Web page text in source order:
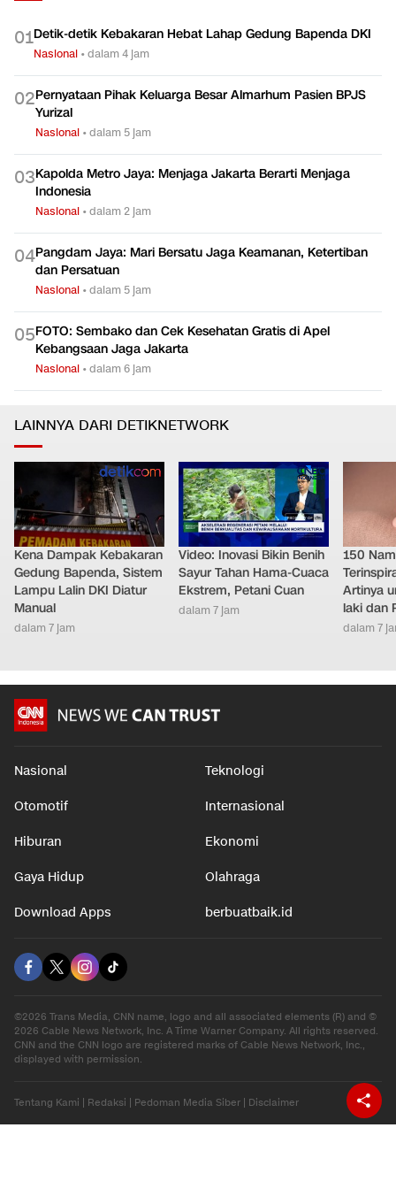
01Detik-detik Kebakaran Hebat Lahap Gedung Bapenda DKI
Nasional •dalam 4 jam
02Pernyataan Pihak Keluarga Besar Almarhum Pasien BPJS
Yurizal
Nasional •dalam 5 jam
03Kapolda Metro Jaya: Menjaga Jakarta Berarti Menjaga
Indonesia
Nasional •dalam 2 jam
04Pangdam Jaya: Mari Bersatu Jaga Keamanan, Ketertiban
dan Persatuan
Nasional •dalam 5 jam
05FOTO: Sembako dan Cek Kesehatan Gratis di Apel
Kebangsaan Jaga Jakarta
Nasional •dalam 6 jam
LAINNYA DARI DETIKNETWORK
Kena Dampak Kebakaran
Gedung Bapenda, Sistem
Lampu Lalin DKI Diatur
Manual
dalam 7 jam
Video: Inovasi Bikin Benih
Sayur Tahan Hama-Cuaca
Ekstrem, Petani Cuan
dalam 7 jam
150
Artinya
laki dan
dalam 7
Nasional Teknologi
Otomotif Internasional
Hiburan Ekonomi
Gaya Hidup Olahraga
Download Apps berbuatbaik.id
©2026 Trans Media, CNN name, logo and all associated elements (R) and ©
2026 Cable News Network, Inc. A Time Warner Company. All rights reserved.
CNN and the CNN logo are registered marks of Cable News Network, Inc.,
displayed with permission.
Tentang Kami | Redaksi | Pedoman Media Siber | Disclaimer